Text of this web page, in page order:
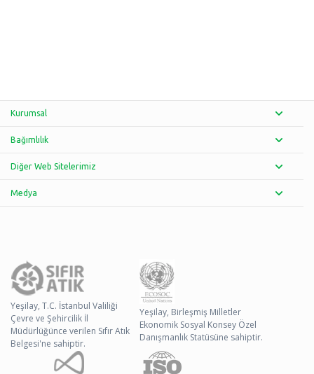
Kurumsal
Bağımlılık
Diğer Web Sitelerimiz
Medya
Yeşilay, T.C. İstanbul Valiliği
Çevre ve Şehircilik İl
Müdürlüğünce verilen Sıfır Atık
Belgesi'ne sahiptir.
Yeşilay, Birleşmiş Milletler
Ekonomik Sosyal Konsey Özel
Danışmanlık Statüsüne sahiptir.